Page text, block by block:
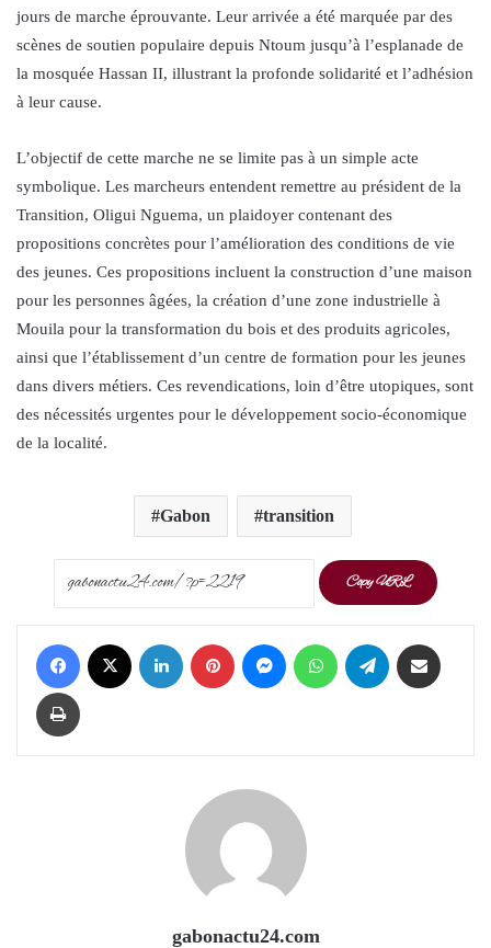
jours de marche éprouvante. Leur arrivée a été marquée par des
scènes de soutien populaire depuis Ntoum jusqu’à l’esplanade de
la mosquée Hassan II, illustrant la profonde solidarité et l’adhésion
à leur cause.
L’objectif de cette marche ne se limite pas à un simple acte
symbolique. Les marcheurs entendent remettre au président de la
Transition, Oligui Nguema, un plaidoyer contenant des
propositions concrètes pour l’amélioration des conditions de vie
des jeunes. Ces propositions incluent la construction d’une maison
pour les personnes âgées, la création d’une zone industrielle à
Mouila pour la transformation du bois et des produits agricoles,
ainsi que l’établissement d’un centre de formation pour les jeunes
dans divers métiers. Ces revendications, loin d’être utopiques, sont
des nécessités urgentes pour le développement socio-économique
de la localité.
Gabon transition
Copy URL
Facebook LinkedIn Pinterest Messenger WhatsApp Telegram
Print
gabonactu24.com